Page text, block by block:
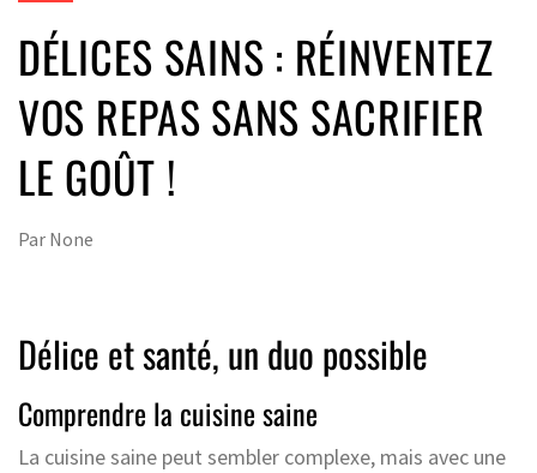
DÉLICES SAINS : RÉINVENTEZ
VOS REPAS SANS SACRIFIER
LE GOÛT !
Par None
Délice et santé, un duo possible
Comprendre la cuisine saine
La cuisine saine peut sembler complexe, mais avec une